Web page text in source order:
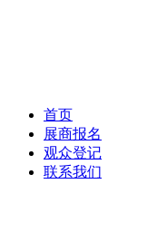
首页
展商报名
观众登记
联系我们